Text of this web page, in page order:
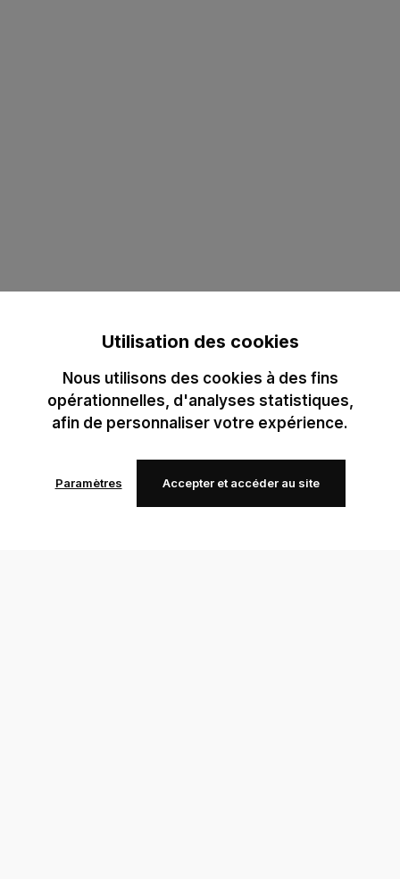
Utilisation des cookies
Nous utilisons des cookies à des fins
opérationnelles, d'analyses statistiques,
afin de personnaliser votre expérience.
Paramètres Accepter et accéder au site